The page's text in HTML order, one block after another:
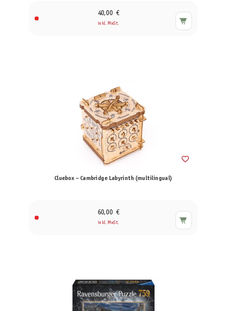
40,00 €
inkl. MwSt.
Cluebox – Cambridge Labyrinth (multilingual)
60,00 €
inkl. MwSt.